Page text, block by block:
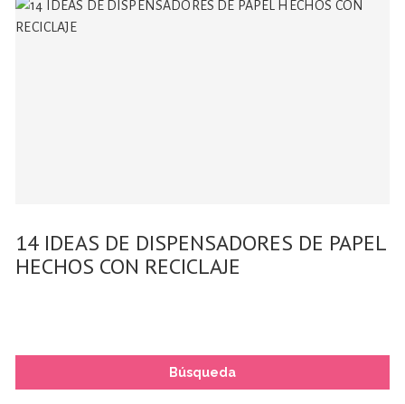
14 IDEAS DE DISPENSADORES DE PAPEL
HECHOS CON RECICLAJE
Búsqueda